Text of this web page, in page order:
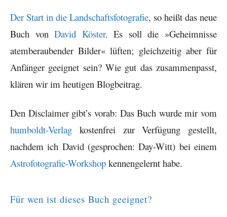
Der Start in die Landschaftsfotografie, so heißt das neue
Buch vonDavid Köster. Es soll die »Geheimnisse
atemberaubender Bilder« lüften; gleichzeitig aber für
Anfänger geeignet sein? Wie gut das zusammenpasst,
klären wir im heutigen Blogbeitrag.
Den Disclaimer gibt’s vorab: Das Buch wurde mir vom
humboldt-Verlag kostenfrei zur Verfügung gestellt,
nachdem ich David (gesprochen: Day-Witt) bei einem
Astrofotografie-Workshop kennengelernt habe.
Für wen ist dieses Buch geeignet?